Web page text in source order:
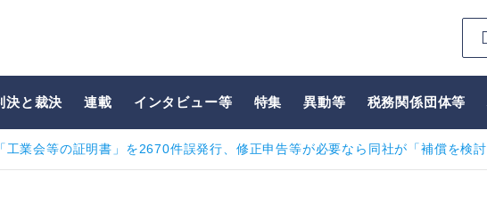
決と裁決 連載 インタビュー等 特集 異動等 税務関係団体等
工業会等の証明書」を2670件誤発行、修正申告等が必要なら同社が「補償を検討